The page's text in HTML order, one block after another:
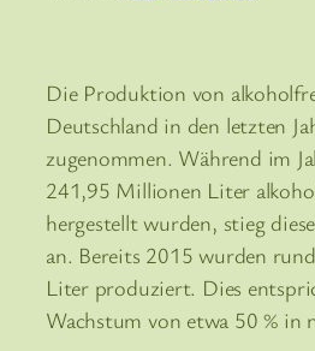
Die Produktion von
Deutschland in den letzten
zugenommen. Während im
241,95 Millionen Liter
hergestellt wurden, stieg
an. Bereits 2015 wurden
Liter produziert. Dies
Wachstum von etwa 50 % in